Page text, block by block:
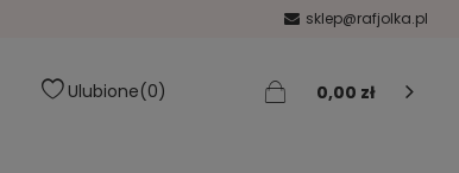
sklep@rafjolka.pl
Ulubione 0 0,00 zł